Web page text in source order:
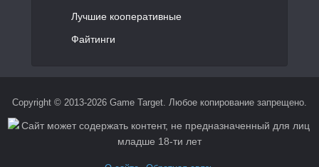
Лучшие кооперативные
Файтинги
Copyright © 2013-2026 Game Target. Любое копирование запрещено.